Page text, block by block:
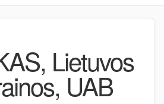
Lietuvos
UAB